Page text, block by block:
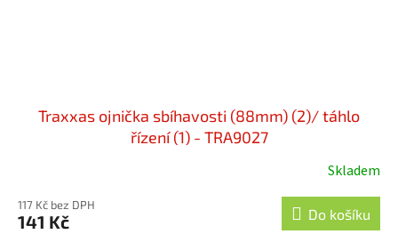
Traxxas ojnička sbíhavosti (88mm) (2)/ táhlo
řízení (1) - TRA9027
Skladem
117 Kč bez DPH
141 Kč Do košíku